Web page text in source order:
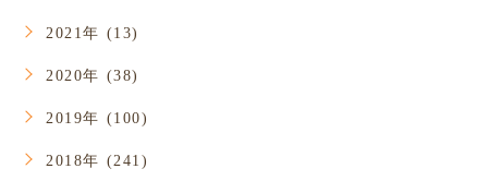
2021年 (13)
2020年 (38)
2019年 (100)
2018年 (241)